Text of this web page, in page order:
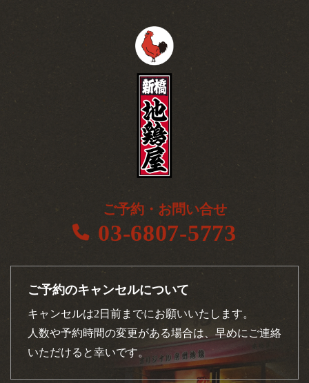
ご予約・お問い合せ
03-6807-5773
ご予約のキャンセルについて
キャンセルは2日前までにお願いいたします。
人数や予約時間の変更がある場合は、早めにご連絡
いただけると幸いです。